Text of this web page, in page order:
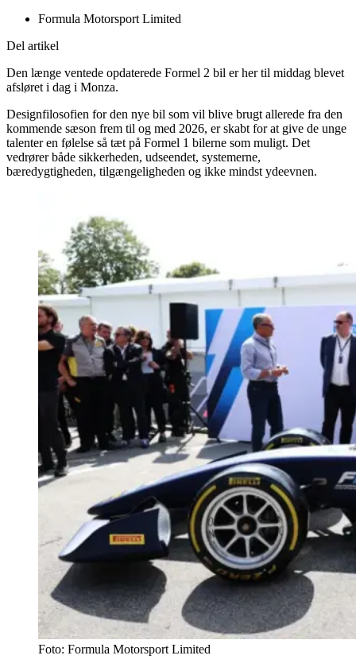
Formula Motorsport Limited
Del artikel
Den længe ventede opdaterede Formel 2 bil er her til middag blevet
afsløret i dag i Monza.
Designfilosofien for den nye bil som vil blive brugt allerede fra den
kommende sæson frem til og med 2026, er skabt for at give de unge
talenter en følelse så tæt på Formel 1 bilerne som muligt. Det
vedrører både sikkerheden, udseendet, systemerne,
bæredygtigheden, tilgængeligheden og ikke mindst ydeevnen.
Foto: Formula Motorsport Limited